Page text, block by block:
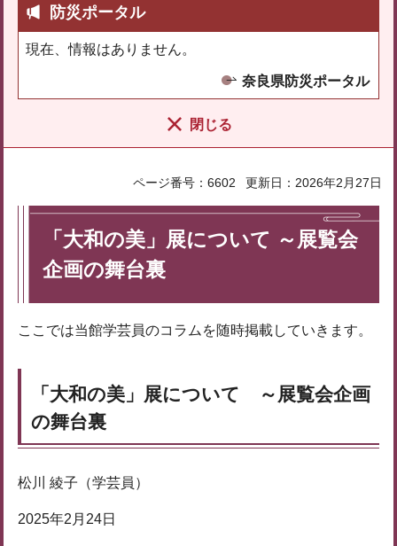
防災ポータル
現在、情報はありません。
奈良県防災ポータル
閉じる
ページ番号：6602 更新日：2026年2月27日
「大和の美」展について ～展覧会
企画の舞台裏
ここでは当館学芸員のコラムを随時掲載していきます。
「大和の美」展について ～展覧会企画
の舞台裏
松川 綾子（学芸員）
2025年2月24日